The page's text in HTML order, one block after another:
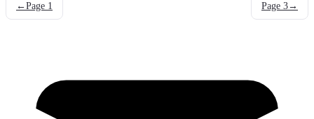
←Page 1 Page 3→